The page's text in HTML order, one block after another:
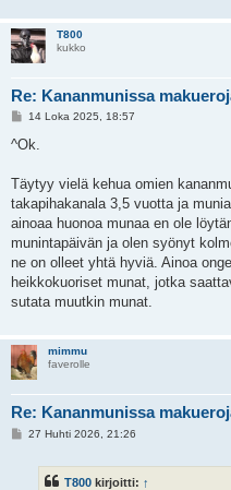
T800
kukko
Re: Kananmunissa
V
e
i
14 Loka 2025, 18:57
^Ok.
Täytyy vielä kehua omien
takapihakanala 3,5 vuotta ja
ainoaa huonoa munaa en ole
munintapäivän ja olen syönyt
ne on olleet yhtä hyviä. Ainoa
heikkokuoriset munat, jotka
sutata muutkin munat.
mimmu
faverolle
Re: Kananmunissa
V27 Huhti 2026, 21:26
T800 kirjoitti: ↑